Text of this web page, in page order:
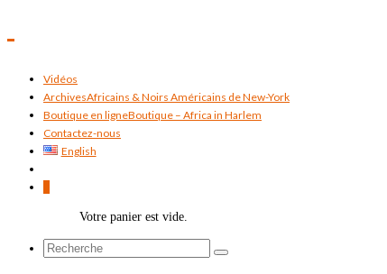
Vidéos
ArchivesAfricains & Noirs Américains de New-York
Boutique en ligneBoutique – Africa in Harlem
Contactez-nous
English
Votre panier est vide.
Rechercher :